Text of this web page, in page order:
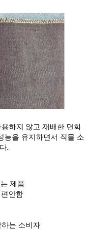
하지 않고 재배한 면화
능을 유지하면서 직물 소
..
제품
안함
는 소비자